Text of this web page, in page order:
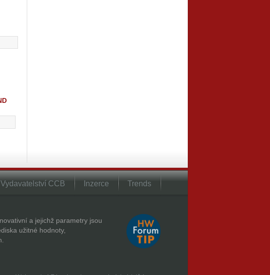
Vydavatelství CCB Inzerce Trends
a jejichž parametry jsou
užitné hodnoty,